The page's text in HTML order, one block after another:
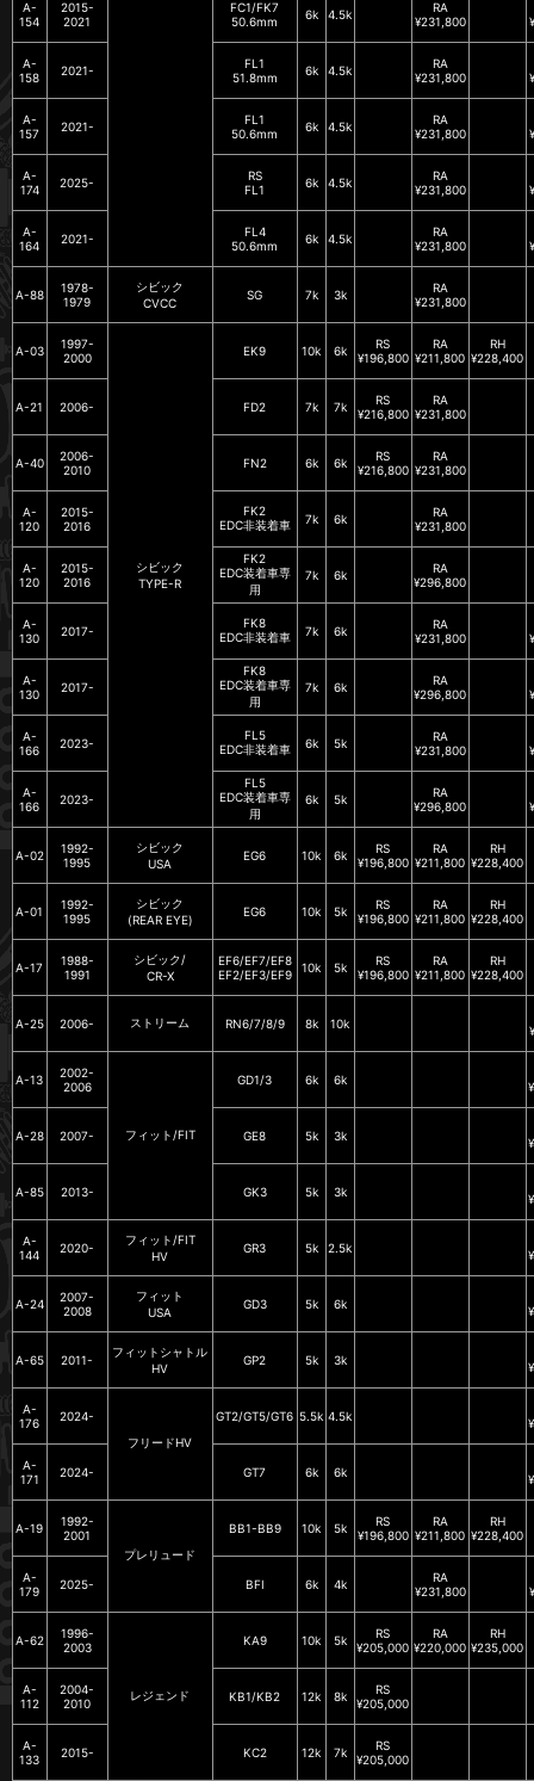
A-
154
2015-
2021
FC1/FK7
50.6mm
6k 4.5k
RA
¥231,800
A-
158
2021-
FL1
51.8mm
6k 4.5k
RA
¥231,800
A-
157
2021-
FL1
50.6mm
6k 4.5k
RA
¥231,800
A-
174
2025-
RS
FL1
6k 4.5k
RA
¥231,800
A-
164
2021-
FL4
50.6mm
6k 4.5k
RA
¥231,800
A-88
1978-
1979
シビック
CVCC
SG 7k 3k
RA
¥231,800
A-03
1997-
2000
シビック
TYPE-R
EK9 10k 6k
RS
¥196,800
RA
¥211,800
RH
¥228,400
A-21 2006- FD2 7k 7k
RS
¥216,800
RA
¥231,800
A-40
2006-
2010
FN2 6k 6k
RS
¥216,800
RA
¥231,800
A-
120
2015-
2016
FK2
EDC非装着車
7k 6k
RA
¥231,800
A-
120
2015-
2016
FK2
EDC装着車専
用
7k 6k
RA
¥296,800
A-
130
2017-
FK8
EDC非装着車
7k 6k
RA
¥231,800
A-
130
2017-
FK8
EDC装着車専
用
7k 6k
RA
¥296,800
A-
166
2023-
FL5
EDC非装着車
6k 5k
RA
¥231,800
A-
166
2023-
FL5
EDC装着車専
用
6k 5k
RA
¥296,800
A-02
1992-
1995
シビック
USA
EG6 10k 6k
RS
¥196,800
RA
¥211,800
RH
¥228,400
A-01
1992-
1995
シビック
(REAR EYE)
EG6 10k 5k
RS
¥196,800
RA
¥211,800
RH
¥228,400
A-17
1988-
1991
シビック/
CR-X
EF6/EF7/EF8
EF2/EF3/EF9
10k 5k
RS
¥196,800
RA
¥211,800
RH
¥228,400
A-25 2006- ストリーム RN6/7/8/9 8k 10k
A-13
2002-
2006
フィット/FIT
GD1/3 6k 6k
A-28 2007- GE8 5k 3k
A-85 2013- GK3 5k 3k
A-
144
2020-
フィット/FIT
HV
GR3 5k 2.5k
A-24
2007-
2008
フィット
USA
GD3 5k 6k
A-65 2011-
フィットシャトル
HV
GP2 5k 3k
A-
176
2024-
フリードHV
GT2/GT5/GT6 5.5k 4.5k
A-
171
2024- GT7 6k 6k
A-19
1992-
2001
プレリュード
BB1-BB9 10k 5k
RS
¥196,800
RA
¥211,800
RH
¥228,400
A-
179
2025- BFI 6k 4k
RA
¥231,800
A-62
1996-
2003
レジェンド
KA9 10k 5k
RS
¥205,000
RA
¥220,000
RH
¥235,000
A-
112
2004-
2010
KB1/KB2 12k 8k
RS
¥205,000
A-
133
2015- KC2 12k 7k
RS
¥205,000